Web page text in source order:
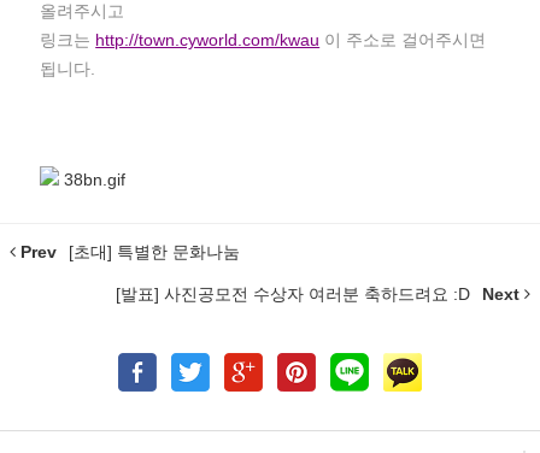
올려주시고
링크는 http://town.cyworld.com/kwau 이 주소로 걸어주시면
됩니다.
38bn.gif
Prev [초대] 특별한 문화나눔
[발표] 사진공모전 수상자 여러분 축하드려요 :D Next